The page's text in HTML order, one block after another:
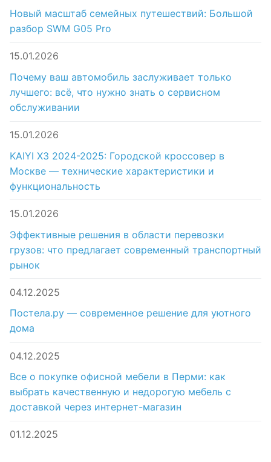
Новый масштаб семейных путешествий: Большой
разбор SWM G05 Pro
15.01.2026
Почему ваш автомобиль заслуживает только
лучшего: всё, что нужно знать о сервисном
обслуживании
15.01.2026
KAIYI X3 2024-2025: Городской кроссовер в
Москве — технические характеристики и
функциональность
15.01.2026
Эффективные решения в области перевозки
грузов: что предлагает современный транспортный
рынок
04.12.2025
Постела.ру — современное решение для уютного
дома
04.12.2025
Все о покупке офисной мебели в Перми: как
выбрать качественную и недорогую мебель с
доставкой через интернет-магазин
01.12.2025